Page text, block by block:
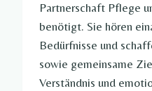
Partnerschaft Pflege
benötigt. Sie hören
Bedürfnisse und
sowie gemeinsame
Verständnis und